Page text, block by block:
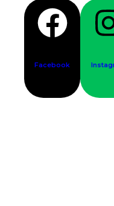
Facebook